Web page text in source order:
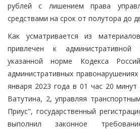
рублей с лишением права
средствами на срок от полутора до
Как усматривается из
привлечен к административной
указанной норме Кодекса
административных
января 2023 года в 01 час 20 минут
Ватутина, 2, управляя
Приус", государственный
выполнил законное